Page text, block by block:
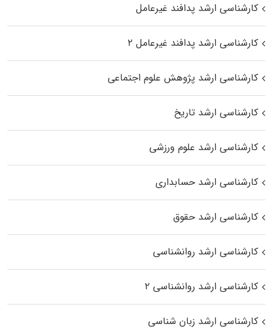
کارشناسی ارشد پدافند غیرعامل
کارشناسی ارشد پدافند غیرعامل ۲
کارشناسی ارشد پژوهش علوم اجتماعی
کارشناسی ارشد تاریخ
کارشناسی ارشد علوم ورزشی
کارشناسی ارشد حسابداری
کارشناسی ارشد حقوق
کارشناسی ارشد روانشناسی
کارشناسی ارشد روانشناسی ۲
کارشناسی ارشد زبان شناسی